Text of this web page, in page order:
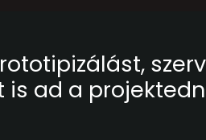
is ad a